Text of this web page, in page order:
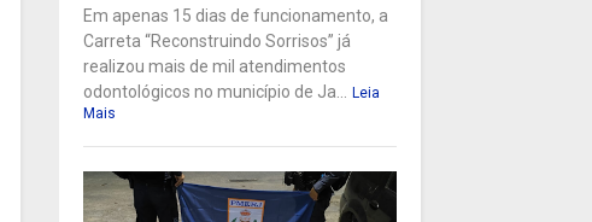
Em apenas 15 dias de funcionamento, a
Carreta “Reconstruindo Sorrisos” já
realizou mais de mil atendimentos
odontológicos no município de Ja...
Leia
Mais